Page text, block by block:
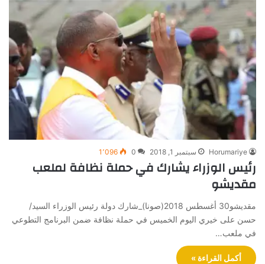
Horumariye سبتمبر 1, 2018 0 1٬096
رئيس الوزراء يشارك في حملة نظافة لملعب
مقديشو
مقديشو30 أغسطس 2018(صونا)_شارك دولة رئيس الوزراء السيد/
حسن على خيري اليوم الخميس في حملة نظافة ضمن البرنامج التطوعي
في ملعب…
أكمل القراءة »